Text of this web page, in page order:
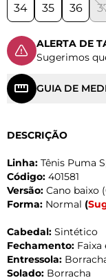
34 35 36
ALERTA DE
Sugerimos
GUIA DE
DESCRIÇÃO
Linha: Tênis Puma
Código: 401581
Versão: Cano baixo
Forma: Normal (
Cabedal: Sintético
Fechamento: Faixa
Entressola:
Solado: Borracha